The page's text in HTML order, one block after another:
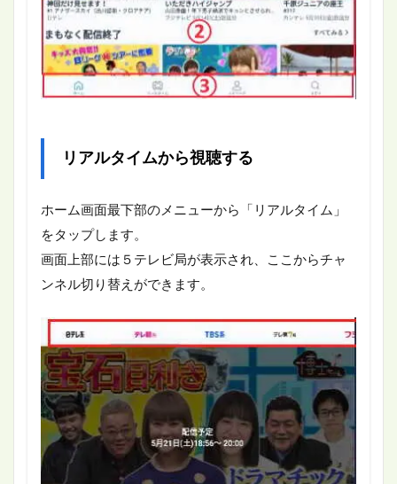
リアルタイムから視聴する
ホーム画面最下部のメニューから「リアルタイム」
をタップします。
画面上部には５テレビ局が表示され、ここからチャ
ンネル切り替えができます。